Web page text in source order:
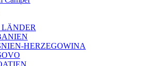
HERZEGOWINA